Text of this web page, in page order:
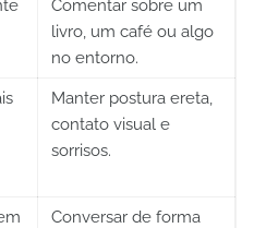
Comentar sobre um
livro, um café ou algo
no entorno.
Manter postura ereta,
contato visual e
sorrisos.
Conversar de forma